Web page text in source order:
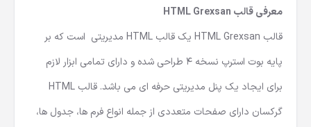
معرفی قالب HTML Grexsan
قالب HTML Grexsan یک
قالب HTML مدیریتی
است که بر
پایه بوت استرپ نسخه 4 طراحی شده و دارای تمامی ابزار لازم
برای ایجاد یک پنل مدیریتی حرفه ای می باشد. قالب HTML
گرکسان دارای صفحات متعددی از جمله انواع فرم ها، جدول ها،